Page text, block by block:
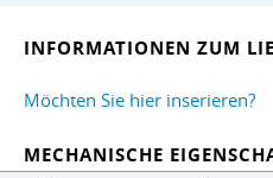
INFORMATIONEN ZUM
Möchten Sie hier inserieren?
MECHANISCHE